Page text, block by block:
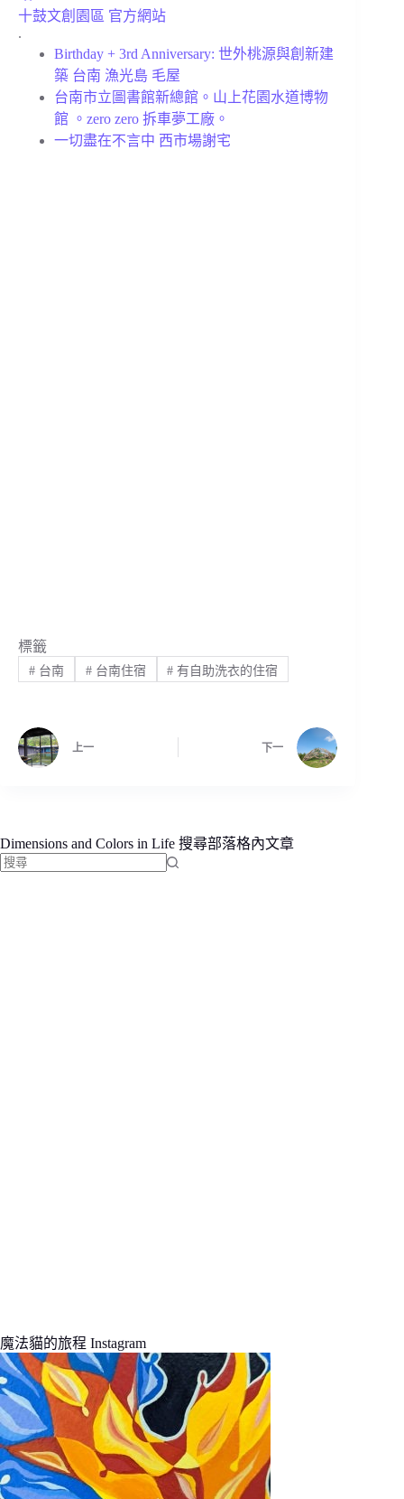
十鼓文創園區 官方網站
.
Birthday + 3rd Anniversary: 世外桃源與創新建
築 台南 漁光島 毛屋
台南市立圖書館新總館。山上花園水道博物
館 。zero zero 拆車夢工廠。
一切盡在不言中 西市場謝宅
標籤
#台南 #台南住宿 # 有自助洗衣的住宿
上一 下一
Dimensions and Colors in Life 搜尋部落格內文章
魔法貓的旅程 Instagram